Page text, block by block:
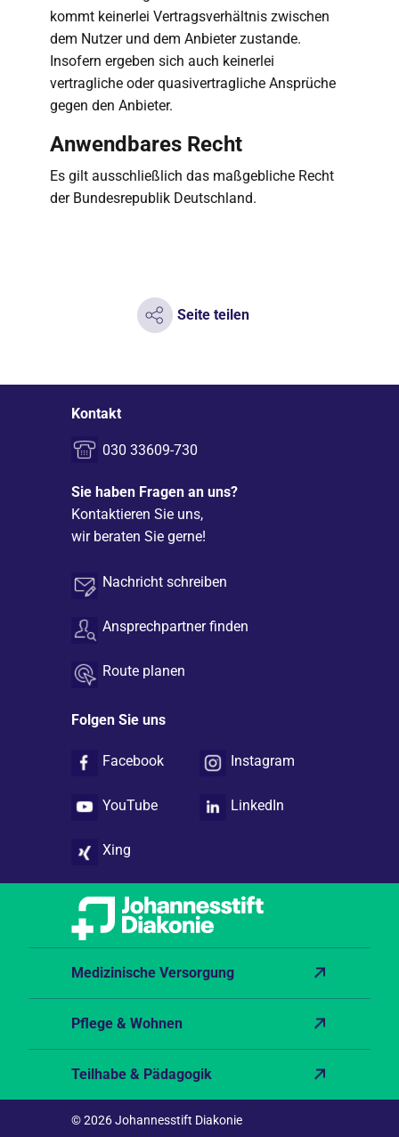
kommt keinerlei Vertragsverhältnis zwischen
dem Nutzer und dem Anbieter zustande.
Insofern ergeben sich auch keinerlei
vertragliche oder quasivertragliche Ansprüche
gegen den Anbieter.
Anwendbares Recht
Es gilt ausschließlich das maßgebliche Recht
der Bundesrepublik Deutschland.
Seite teilen
Kontakt
030 33609-730
Sie haben Fragen an uns?
Kontaktieren Sie uns,
wir beraten Sie gerne!
Nachricht schreiben
Ansprechpartner finden
Route planen
Folgen Sie uns
Facebook Instagram
YouTube LinkedIn
Xing
Medizinische Versorgung
Pflege & Wohnen
Teilhabe & Pädagogik
© 2026 Johannesstift Diakonie